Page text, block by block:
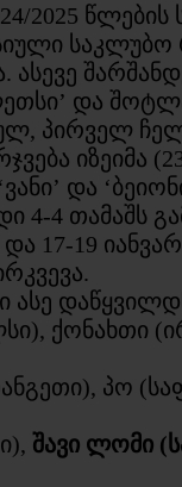
2025 წლების
საკლუბო
ასევე
და
პირველ
იზეიმა
და
4-4 თამაშს
და 17-19
ასე
ქონახთი
პო
შავი ლომი